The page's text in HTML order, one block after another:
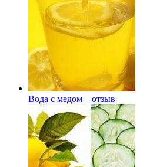
Вода с медом – отзыв